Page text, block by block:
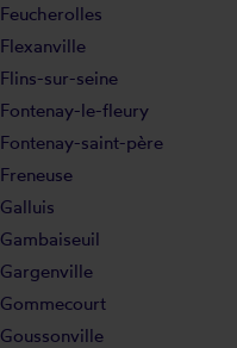
Feucherolles
Flexanville
Flins-sur-seine
Fontenay-le-fleury
Fontenay-saint-père
Freneuse
Galluis
Gambaiseuil
Gargenville
Gommecourt
Goussonville